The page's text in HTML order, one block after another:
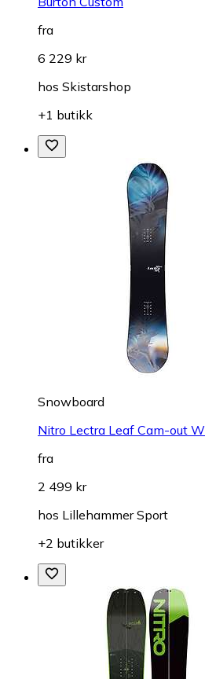
fra
6 229 kr
hos Skistarshop
+1 butikk
Snowboard
Nitro Lectra Leaf Cam-out W
fra
2 499 kr
hos Lillehammer Sport
+2 butikker